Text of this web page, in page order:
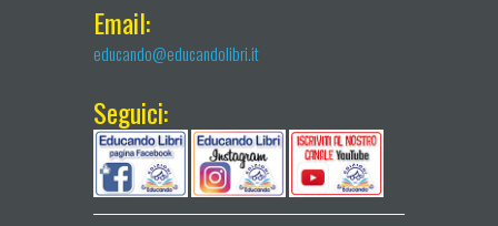
Email:
educando@educandolibri.it
Seguici: